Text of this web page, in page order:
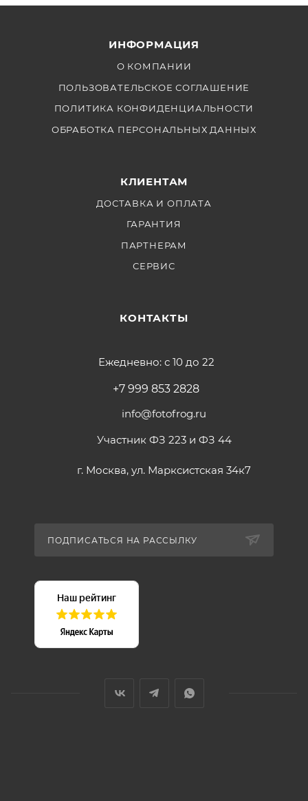
ИНФОРМАЦИЯ
О КОМПАНИИ
ПОЛЬЗОВАТЕЛЬСКОЕ СОГЛАШЕНИЕ
ПОЛИТИКА КОНФИДЕНЦИАЛЬНОСТИ
ОБРАБОТКА ПЕРСОНАЛЬНЫХ ДАННЫХ
КЛИЕНТАМ
ДОСТАВКА И ОПЛАТА
ГАРАНТИЯ
ПАРТНЕРАМ
СЕРВИС
КОНТАКТЫ
Ежедневно: с 10 до 22
+7 999 853 2828
info@fotofrog.ru
Участник ФЗ 223 и ФЗ 44
г. Москва, ул. Марксистская 34к7
ПОДПИСАТЬСЯ НА РАССЫЛКУ